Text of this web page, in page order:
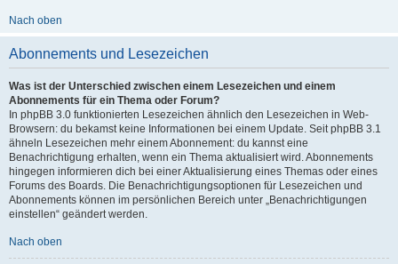
Nach oben
Abonnements und Lesezeichen
Was ist der Unterschied zwischen einem Lesezeichen und einem
Abonnements für ein Thema oder Forum?
In phpBB 3.0 funktionierten Lesezeichen ähnlich den Lesezeichen in Web-
Browsern: du bekamst keine Informationen bei einem Update. Seit phpBB 3.1
ähneln Lesezeichen mehr einem Abonnement: du kannst eine
Benachrichtigung erhalten, wenn ein Thema aktualisiert wird. Abonnements
hingegen informieren dich bei einer Aktualisierung eines Themas oder eines
Forums des Boards. Die Benachrichtigungsoptionen für Lesezeichen und
Abonnements können im persönlichen Bereich unter „Benachrichtigungen
einstellen“ geändert werden.
Nach oben